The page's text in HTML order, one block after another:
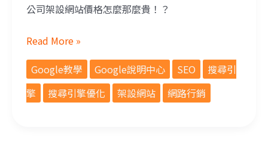
公司架設網站價格怎麼那麼貴！？
Read More »
Google教學
Google說明中心 SEO
搜尋引
擎
搜尋引擎優化 架設網站 網路行銷